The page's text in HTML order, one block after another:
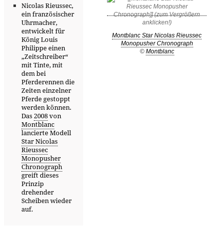
Montblanc Star Nicolas Rieussec
Monopusher Chronograph
© Montblanc
Nicolas Rieussec,
ein französischer
Uhrmacher,
entwickelt für
König Louis
Philippe einen
„Zeitschreiber“
mit Tinte, mit
dem bei
Pferderennen die
Zeiten einzelner
Pferde gestoppt
werden können.
Das2008von
Montblanc
lancierte Modell
Star Nicolas
Rieussec
Monopusher
Chronograph
greift dieses
Prinzip
drehender
Scheiben wieder
auf.